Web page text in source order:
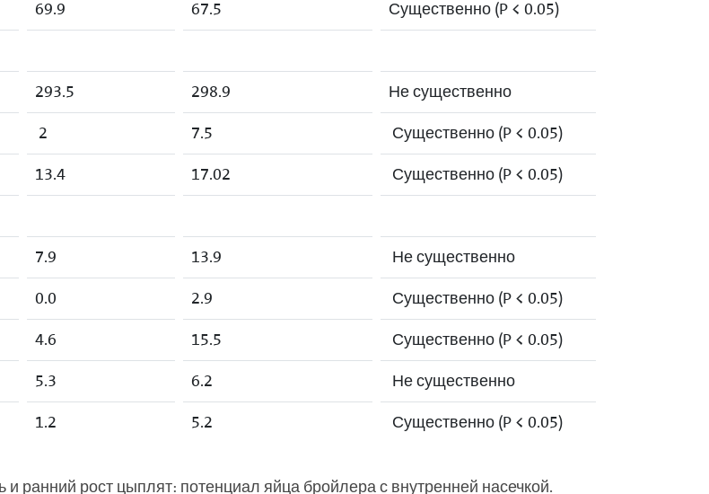
69.9 67.5
Существенно (P < 0.05)
293.5 298.9
Не существенно
2 7.5
Существенно (P < 0.05)
13.4 17.02
Существенно (P < 0.05)
7.9 13.9
Не существенно
0.0 2.9
Существенно (P < 0.05)
4.6 15.5
Существенно (P < 0.05)
5.3 6.2
Не существенно
1.2 5.2 Существенно (P < 0.05)
ранний рост цыплят: потенциал яйца бройлера с внутренней насечкой.